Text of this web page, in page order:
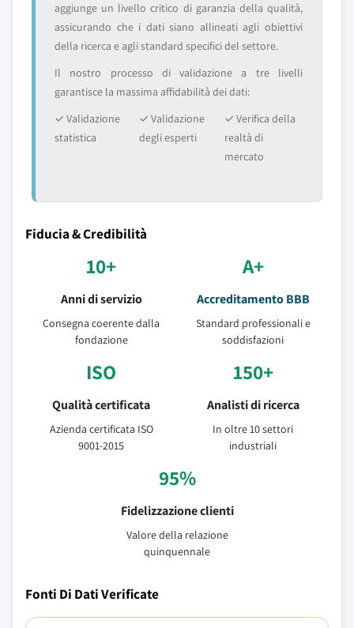
aggiunge un livello critico di garanzia della qualità,
assicurando che i dati siano allineati agli obiettivi
della ricerca e agli standard specifici del settore.
Il nostro processo di validazione a tre livelli
garantisce la massima affidabilità dei dati:
✓ Validazione
statistica
✓ Validazione
degli esperti
✓ Verifica della
realtà di
mercato
Fiducia & Credibilità
10+
Anni di servizio
Consegna coerente dalla
fondazione
A+
Accreditamento BBB
Standard professionali e
soddisfazioni
ISO
Qualità certificata
Azienda certificata ISO
9001-2015
150+
Analisti di ricerca
In oltre 10 settori
industriali
95%
Fidelizzazione clienti
Valore della relazione
quinquennale
Fonti Di Dati Verificate